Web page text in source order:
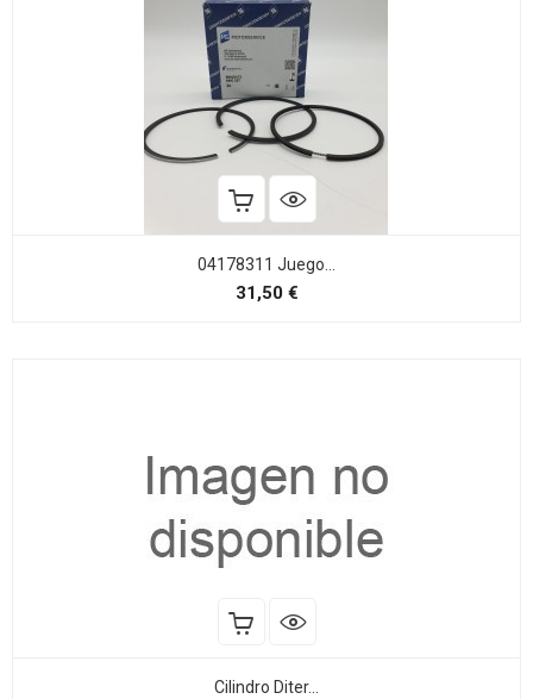
04178311 Juego...
31,50 €Precio
Cilindro Diter...